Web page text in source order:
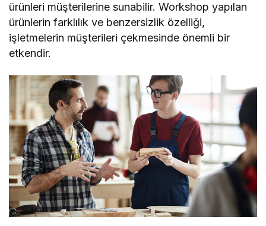
ürünleri müşterilerine sunabilir. Workshop yapılan
ürünlerin farklılık ve benzersizlik özelliği,
işletmelerin müşterileri çekmesinde önemli bir
etkendir.